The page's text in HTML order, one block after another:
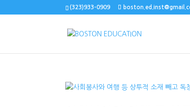
(323)933-0909